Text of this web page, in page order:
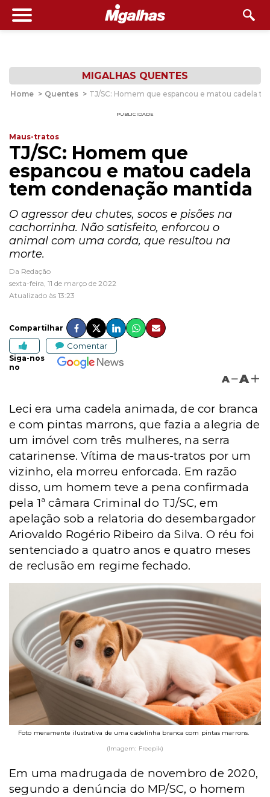
MIGALHAS QUENTES
Home > Quentes > TJ/SC: Homem que espancou e matou cadela
PUBLICIDADE
Maus-tratos
TJ/SC: Homem que
espancou e matou cadela
tem condenação mantida
O agressor deu chutes, socos e pisões na
cachorrinha. Não satisfeito, enforcou o
animal com uma corda, que resultou na
morte.
Da Redação
sexta-feira, 11 de março de 2022
Atualizado às 13:23
Compartilhar
Comentar
Siga-nos
no
A A
Leci era uma cadela animada, de cor branca
e com pintas marrons, que fazia a alegria de
um imóvel com três mulheres, na serra
catarinense. Vítima de maus-tratos por um
vizinho, ela morreu enforcada. Em razão
disso, um homem teve a pena confirmada
pela 1ª câmara Criminal do TJ/SC, em
apelação sob a relatoria do desembargador
Ariovaldo Rogério Ribeiro da Silva. O réu foi
sentenciado a quatro anos e quatro meses
de reclusão em regime fechado.
Foto meramente ilustrativa de uma cadelinha branca com pintas marrons.
(Imagem: Freepik)
Em uma madrugada de novembro de 2020,
segundo a denúncia do MP/SC, o homem